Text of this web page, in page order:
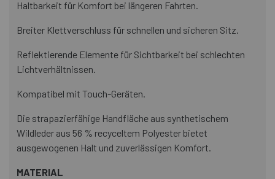
Haltbarkeit für Komfort bei längeren Fahrten.
Breiter Klettverschluss für schnellen und sicheren Sitz.
Reflektierende Elemente für Sichtbarkeit bei schlechten
Lichtverhältnissen.
Kompatibel mit Touch-Geräten.
Die strapazierfähige Handfläche aus synthetischem
Wildleder aus 56 % recyceltem Polyester bietet
ausgewogenen Halt und zuverlässigen Komfort.
MATERIAL